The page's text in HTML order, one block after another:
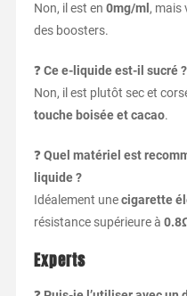
Non, il est en 0mg/ml , mais
des boosters.
❓Ce e-liquide est-il sucré ?
Non, il est plutôt sec et
touche boisée et cacao.
❓Quel matériel est
liquide ?
Idéalement unecigarette
résistance supérieure à
Experts